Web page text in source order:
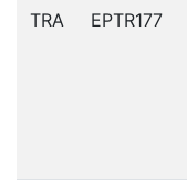
TRA EPTR177